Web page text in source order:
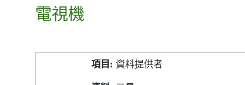
電視機
資料提供者